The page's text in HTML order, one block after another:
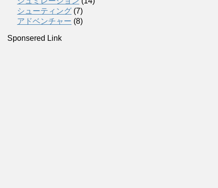
シューティング (7)
アドベンチャー (8)
Sponsered Link